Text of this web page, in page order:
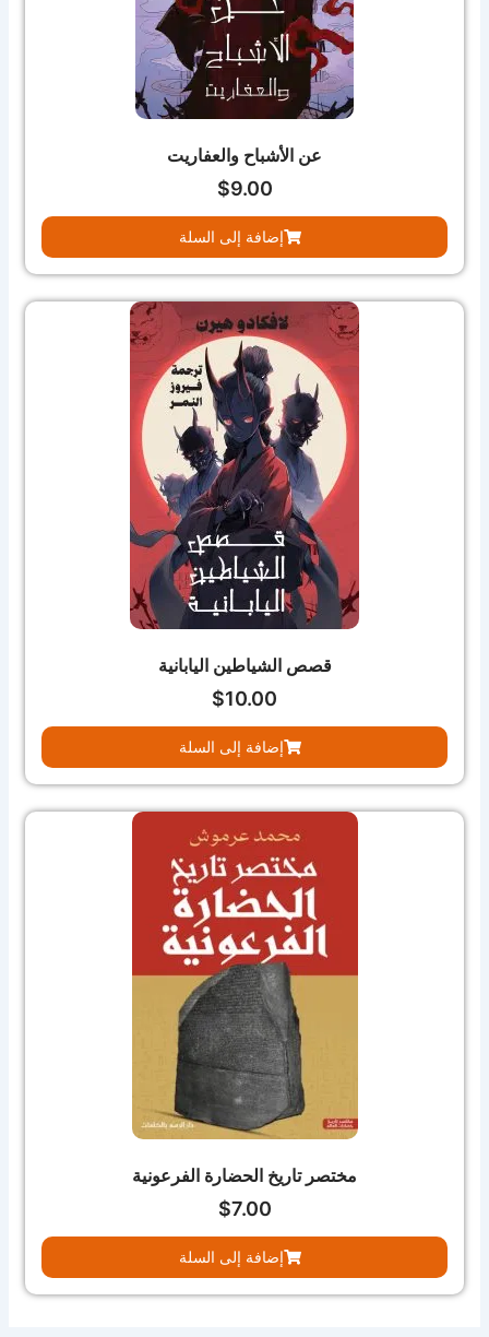
عن الأشباح والعفاريت
$9.00
إضافة إلى السلة
قصص الشياطين اليابانية
$10.00
إضافة إلى السلة
مختصر تاريخ الحضارة الفرعونية
$7.00
إضافة إلى السلة